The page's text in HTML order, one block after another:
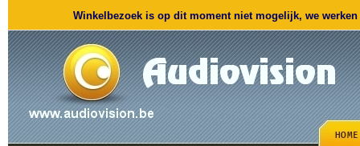
Winkelbezoek is op dit moment niet mogelijk, we